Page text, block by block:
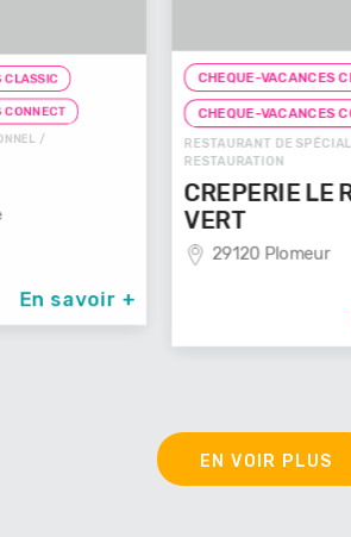
+
CHEQUE-VACANCES CLASSIC
CHEQUE-VACANCES CONNECT
RESTAURANT DE SPÉCIALITÉS /
RESTAURATION
CREPERIE LE
29120 Plomeur
En
EN VOIR PLUS